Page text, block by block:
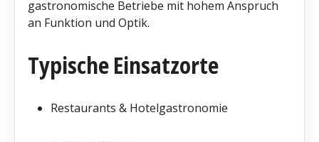
gastronomische Betriebe mit hohem Anspruch
an Funktion und Optik.
Typische Einsatzorte
Restaurants & Hotelgastronomie